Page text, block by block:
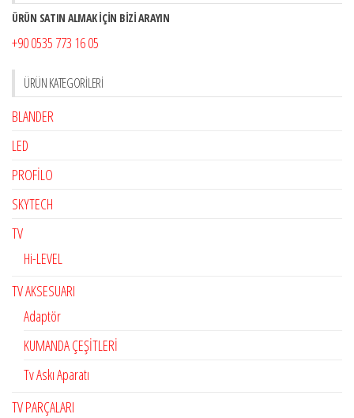
ÜRÜN SATIN ALMAK İÇİN BİZİ ARAYIN
+90 0535 773 16 05
ÜRÜN KATEGORILERI
BLANDER
LED
PROFİLO
SKYTECH
TV
Hi-LEVEL
TV AKSESUARI
Adaptör
KUMANDA ÇEŞİTLERİ
Tv Askı Aparatı
TV PARÇALARI